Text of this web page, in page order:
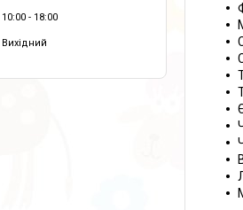
10:00 18:00
Вихідний